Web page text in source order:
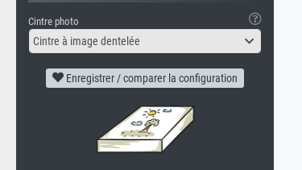
Cintre photo
Cintre à image dentelée
Enregistrer / comparer la configuration